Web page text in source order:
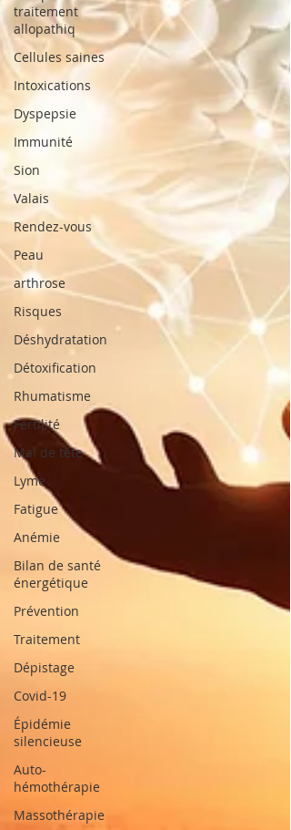
traitement
allopathiq
Cellules saines
Intoxications
Dyspepsie
Immunité
Sion
Valais
Rendez-vous
Peau
arthrose
Risques
Déshydratation
Détoxification
Rhumatisme
Fertilité
Mal de tête
Lyme
Fatigue
Anémie
Bilan de santé
énergétique
Prévention
Traitement
Dépistage
Covid-19
Épidémie
silencieuse
Auto-
hémothérapie
Massothérapie